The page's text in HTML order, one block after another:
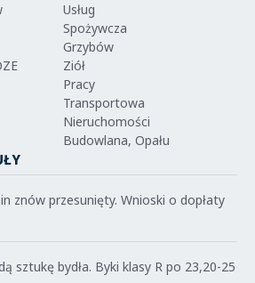
Usług
Spożywcza
Grzybów
Ziół
Pracy
Transportowa
Nieruchomości
Budowlana, Opału
znów przesunięty. Wnioski o dopłaty
sztukę bydła. Byki klasy R po 23,20-25